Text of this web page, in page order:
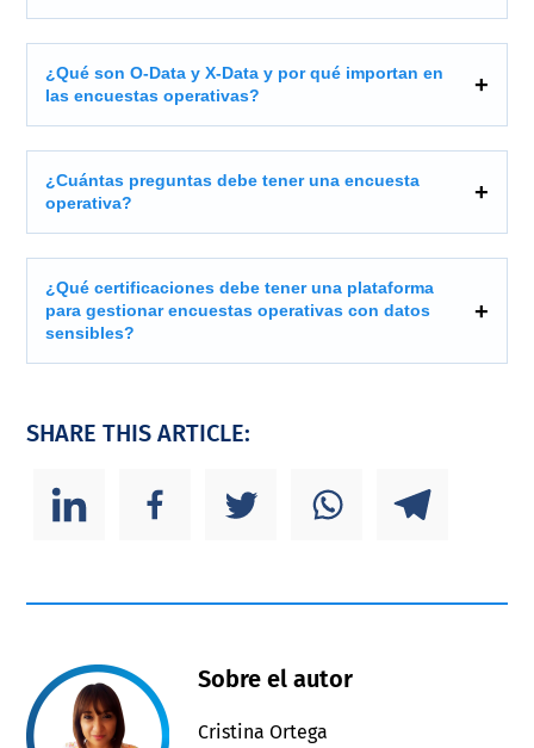
¿Qué son O-Data y X-Data y por qué importan en
las encuestas operativas?
¿Cuántas preguntas debe tener una encuesta
operativa?
¿Qué certificaciones debe tener una plataforma
para gestionar encuestas operativas con datos
sensibles?
SHARE THIS ARTICLE:
Sobre el autor
Cristina Ortega